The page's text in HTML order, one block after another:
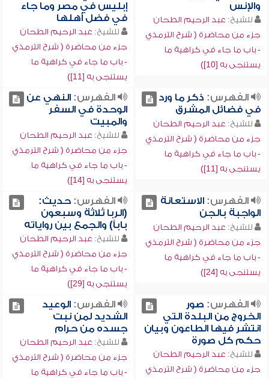
والإنس
للشيخ: عبد الرحيم الطحان
جزء من محاضرة ( شرح الترمذي
- باب ما جاء في كراهية ما
يستنجى به [10])
إبليس في مصر وما جاء
في فضل أهلها
للشيخ: عبد الرحيم الطحان
جزء من محاضرة ( شرح الترمذي
- باب ما جاء في كراهية ما
يستنجى به [11])
الفهرس: ذكر ما ورد
في فضائل المشرق
للشيخ: عبد الرحيم الطحان
جزء من محاضرة ( شرح الترمذي
- باب ما جاء في كراهية ما
يستنجى به [11])
الفهرس:النهي عن
الوحدة في السفر
والمبيت
للشيخ: عبد الرحيم الطحان
جزء من محاضرة ( شرح الترمذي
- باب ما جاء في كراهية ما
يستنجى به [14])
الفهرس:الاستعانة
الواجبة بالجن
للشيخ: عبد الرحيم الطحان
جزء من محاضرة ( شرح الترمذي
- باب ما جاء في كراهية ما
يستنجى به [24])
الفهرس:حديث:
(الربا ثلاثة وسبعون
باباً) والجمع بين رواياته
للشيخ: عبد الرحيم الطحان
جزء من محاضرة ( شرح الترمذي
- باب ما جاء في كراهية ما
يستنجى به [29])
الفهرس: صور
الخروج من البلدة التي
انتشر فيها الطاعون وبيان
حكم كل صورة
للشيخ: عبد الرحيم الطحان
جزء من محاضرة ( شرح الترمذي
الفهرس:الوعيد
الشديد لمن نبت
جسده من حرام
للشيخ: عبد الرحيم الطحان
جزء من محاضرة ( شرح الترمذي
- باب ما جاء في كراهية ما